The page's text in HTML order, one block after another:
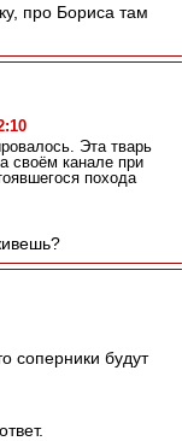
про Бориса там
Эта тварь
своём канале при
похода
соперники будут